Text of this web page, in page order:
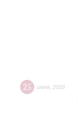
25 июня 2026